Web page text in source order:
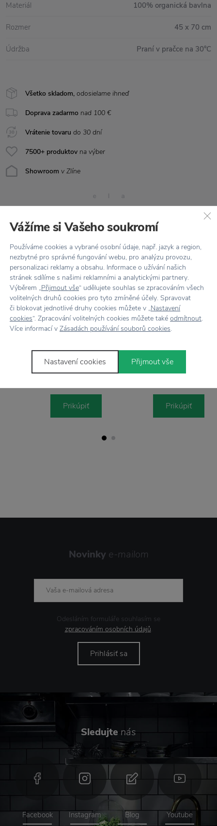
Všetko skladom, odosielame ihneď
Doprava zadarmo nad 100 €
Vrátenie tovaru do 30 dní
7500+ produktov na výber
Showroom v Zlíne
Materiál 100% organická bavlna
Rozmer 45 x 70 cm
Údržba Praní v pračce na 30°C
Stojí zapozornosť
Kefa na riad z dubového dreva
Tampico
Prikúpiť
Bavlnené utierky Violet
Prikúpiť
Novinky e-mailom
Odesláním formuláře souhlasím se
zpracováním osobních údajů.
Prihlásiť sa
Sledujte nás
Facebook Instagram Blog Youtube
Vážíme si Vašeho soukromí
Používáme cookies a vybrané osobní údaje, např. jazyk a region,
nezbytné pro správné fungování webu, pro analýzu provozu,
personalizaci reklamy a obsahu. Informace o užívání našich
stránek sdílíme s našimi reklamními a analytickými partnery.
Výběrem „Přijmout vše“ udělujete souhlas se zpracováním všech
volitelných druhů cookies pro tyto zmíněné účely. Spravovat
či blokovat jednotlivé druhy cookies můžete v „Nastavení
cookies“. Zpracování volitelných cookies můžete také odmítnout.
Více informací v Zásadách používání souborů cookies.
Nastavení cookies Přijmout vše